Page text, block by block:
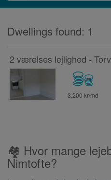
Dwellings found: 1
2 værelses lejlighed -
3,200 kr/md
🏘 Hvor mange
Nimtofte?